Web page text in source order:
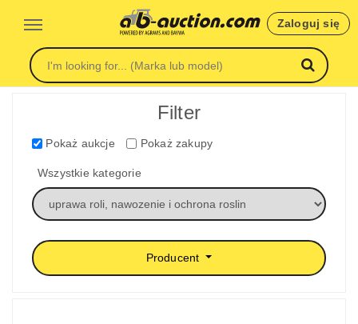
Zaloguj się
Filter
Pokaż aukcje Pokaż zakupy
Wszystkie kategorie
Producent